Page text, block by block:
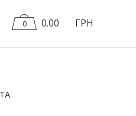
0 0.00 ГРН